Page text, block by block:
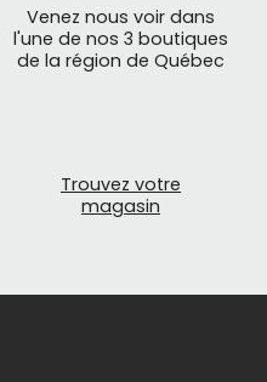
Venez nous voir dans
l'une de nos 3 boutiques
de la région de Québec
Trouvez votre
magasin